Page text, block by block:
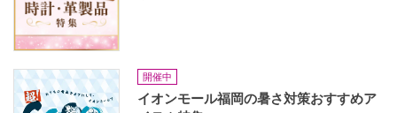
開催中
イオンモール福岡の暑さ対策おすすめア